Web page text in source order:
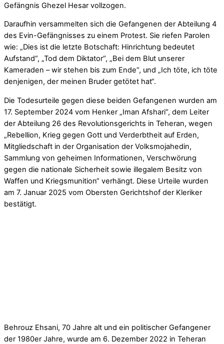
Gefängnis Ghezel Hesar vollzogen.
Daraufhin versammelten sich die Gefangenen der Abteilung 4
des Evin-Gefängnisses zu einem Protest. Sie riefen Parolen
wie: „Dies ist die letzte Botschaft: Hinrichtung bedeutet
Aufstand“, „Tod dem Diktator“, „Bei dem Blut unserer
Kameraden – wir stehen bis zum Ende“, und „Ich töte, ich töte
denjenigen, der meinen Bruder getötet hat“.
Die Todesurteile gegen diese beiden Gefangenen wurden am
17. September 2024 vom Henker „Iman Afshari“, dem Leiter
der Abteilung 26 des Revolutionsgerichts in Teheran, wegen
„Rebellion, Krieg gegen Gott und Verderbtheit auf Erden,
Mitgliedschaft in der Organisation der Volksmojahedin,
Sammlung von geheimen Informationen, Verschwörung
gegen die nationale Sicherheit sowie illegalem Besitz von
Waffen und Kriegsmunition“ verhängt. Diese Urteile wurden
am 7. Januar 2025 vom Obersten Gerichtshof der Kleriker
bestätigt.
Behrouz Ehsani, 70 Jahre alt und ein politischer Gefangener
der 1980er Jahre, wurde am 6. Dezember 2022 in Teheran